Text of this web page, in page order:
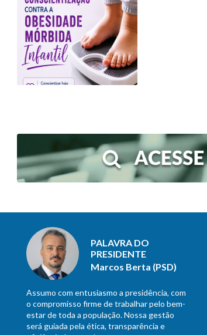
PALAVRA DO
PRESIDENTE
Marcos Berta (PSD)
Assumo com entusiasmo a presidência, com
o compromisso firme de trabalhar pelo bem-
estar de toda a população. Nossa gestão
será guiada pela ética, transparência e